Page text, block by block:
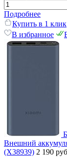
Подробнее
Купить в 1 клик
В избранное
Внешний
(X38939) 2 190